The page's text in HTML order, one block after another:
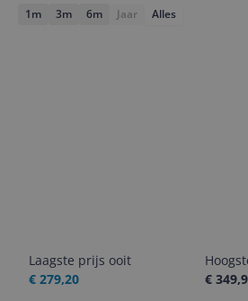
1m 3m 6m Jaar Alles
Laagste prijs ooit
€ 279,20
€